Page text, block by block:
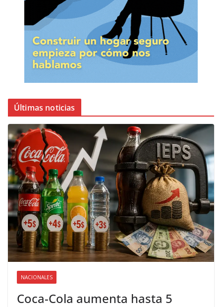
Últimas noticias
NACIONALES
Coca-Cola aumenta hasta 5